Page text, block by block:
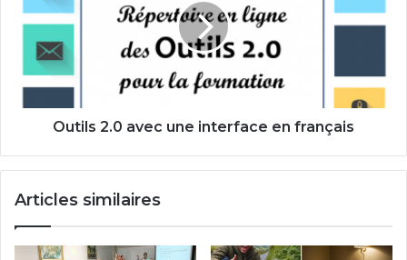
une
interface
français
Outils 2.0 avec une interface en français
Articles similaires